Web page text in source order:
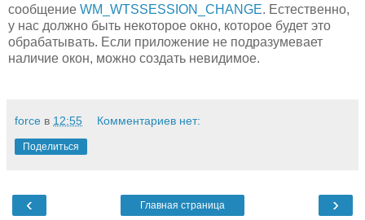
сообщение WM_WTSSESSION_CHANGE. Естественно,
у нас должно быть некоторое окно, которое будет это
обрабатывать. Если приложение не подразумевает
наличие окон, можно создать невидимое.
force в 12:55 Комментариев нет:
Поделиться
‹ ›
Главная страница